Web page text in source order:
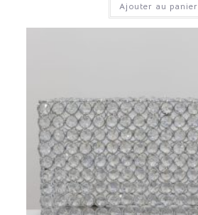
Ajouter au panier